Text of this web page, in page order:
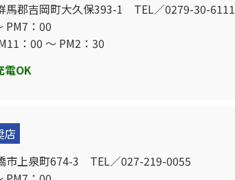
馬郡吉岡町大久保393-1 TEL／0279-30-6111
PM7：00
：00 〜 PM2：30
電OK
店
市上泉町674-3 TEL／027-219-0055